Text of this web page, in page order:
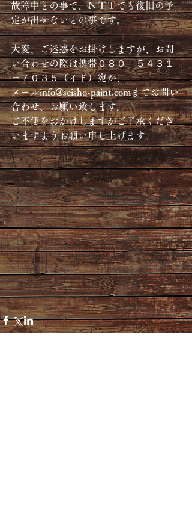
故障中との事で、ＮＴＴでも復旧の予
定が出せないとの事です。
大変、ご迷惑をお掛けしますが、お問
い合わせの際は携帯０８０－５４３１
－７０３５（イド）宛か、
メールinfo@seisho-paint.comまでお問い
合わせ、お願い致します。
ご不便をおかけしますがご了承くださ
いますようお願い申し上げます。